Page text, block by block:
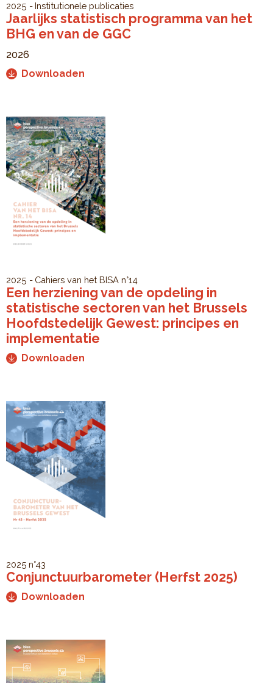
2025 Institutionele publicaties
Jaarlijks statistisch programma van het
BHG en van de GGC
2026
Downloaden
2025 Cahiers van het BISA n°14
Een herziening van de opdeling in
statistische sectoren van het Brussels
Hoofdstedelijk Gewest: principes en
implementatie
Downloaden
2025 n°43
Conjunctuurbarometer (Herfst 2025)
Downloaden